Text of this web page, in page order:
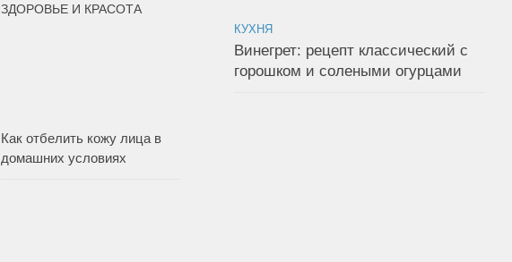
КУХНЯ
Винегрет: рецепт классический с
горошком и солеными огурцами
ЗДОРОВЬЕ И КРАСОТА
Как отбелить кожу лица в
домашних условиях